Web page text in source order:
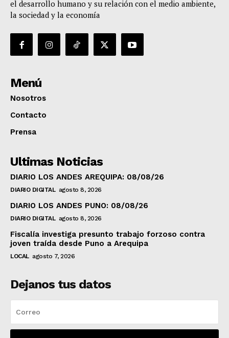
el desarrollo humano y su relación con el medio ambiente,
la sociedad y la economía
Menú
Nosotros
Contacto
Prensa
Ultimas Noticias
DIARIO LOS ANDES AREQUIPA: 08/08/26
DIARIO DIGITAL agosto 8, 2026
DIARIO LOS ANDES PUNO: 08/08/26
DIARIO DIGITAL agosto 8, 2026
Fiscalía investiga presunto trabajo forzoso contra
joven traída desde Puno a Arequipa
LOCAL agosto 7, 2026
Dejanos tus datos